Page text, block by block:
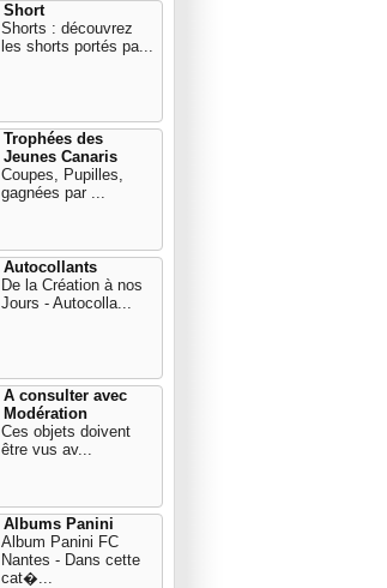
Short
Shorts : découvrez
les shorts portés pa...
Trophées des
Jeunes Canaris
Coupes, Pupilles,
gagnées par ...
Autocollants
De la Création à nos
Jours - Autocolla...
A consulter avec
Modération
Ces objets doivent
être vus av...
Albums Panini
Album Panini FC
Nantes - Dans cette
cat�...